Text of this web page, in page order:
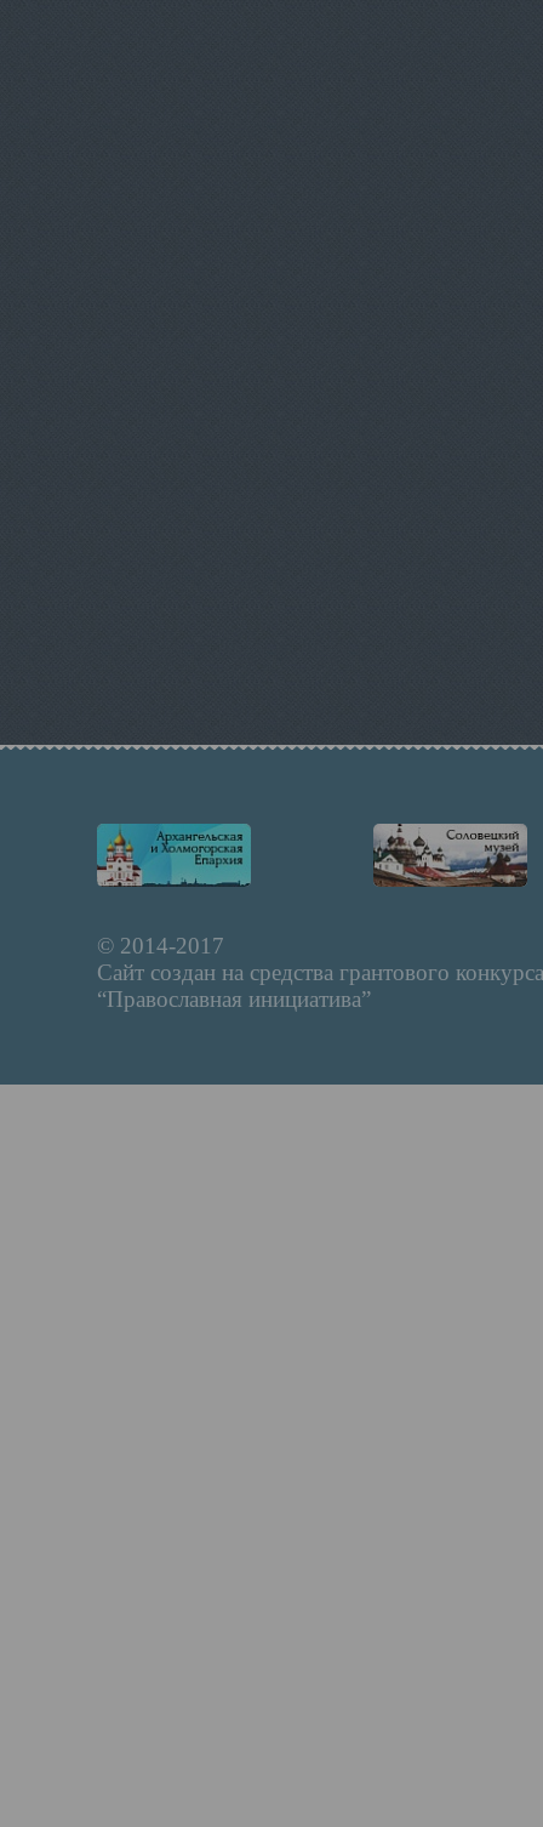
© 2014-2017
Сайт создан на средства грантового конкурса
“Православная инициатива”